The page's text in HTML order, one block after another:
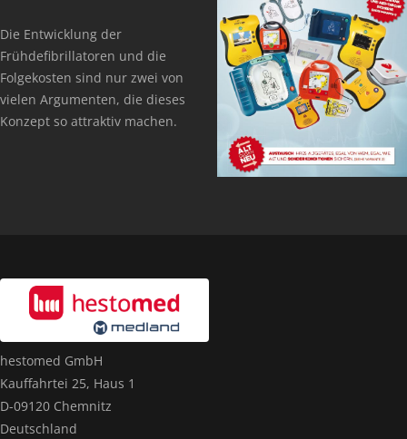
Die Entwicklung der
Frühdefibrillatoren und die
Folgekosten sind nur zwei von
vielen Argumenten, die dieses
Konzept so attraktiv machen.
hestomed GmbH
Kauffahrtei 25, Haus 1
D-09120 Chemnitz
Deutschland